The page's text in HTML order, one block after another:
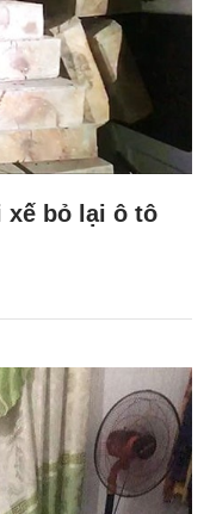
xế bỏ lại ô tô